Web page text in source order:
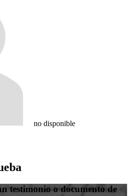
no disponible
testimonio o documento de